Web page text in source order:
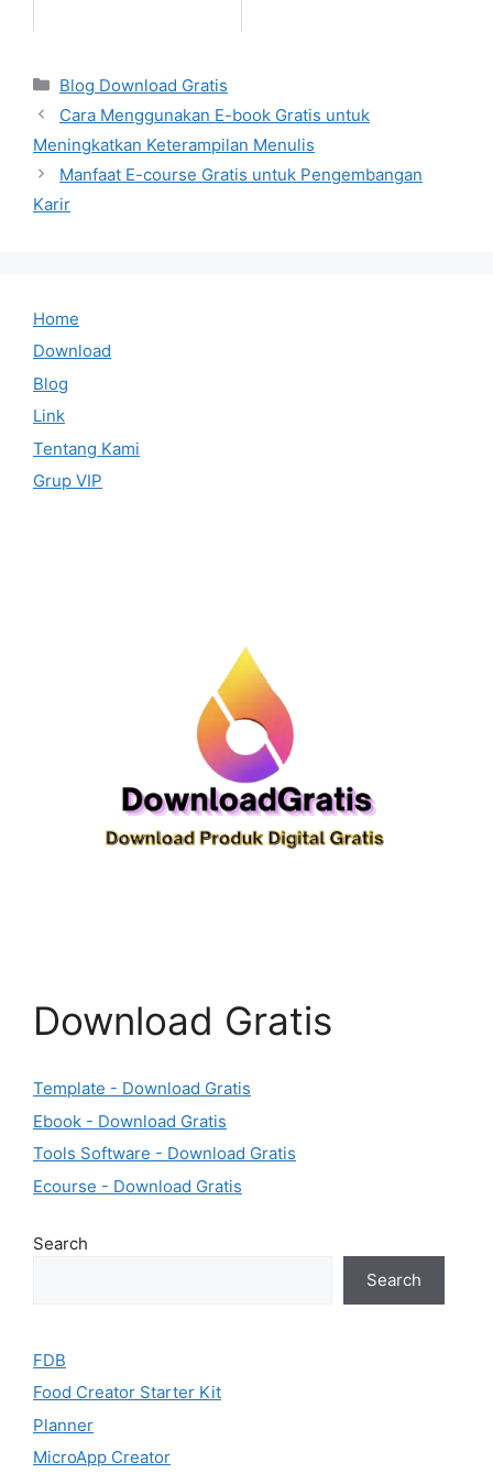
Categories
Blog Download Gratis
Cara Menggunakan E-book Gratis untuk
Meningkatkan Keterampilan Menulis
Manfaat E-course Gratis untuk Pengembangan
Karir
Home
Download
Blog
Link
Tentang Kami
Grup VIP
Download Gratis
Template - Download Gratis
Ebook - Download Gratis
Tools Software - Download Gratis
Ecourse - Download Gratis
Search
Search
FDB
Food Creator Starter Kit
Planner
MicroApp Creator